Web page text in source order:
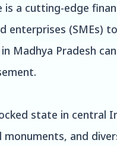
is a cutting-edge
enterprises (SMEs)
Madhya Pradesh
state in
and